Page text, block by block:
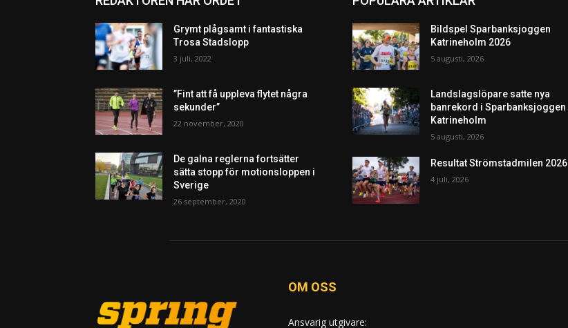
Grymt plågsamt i fantastiska
Trosa Stadslopp
3 juli, 2022
”Fint att få uppleva flytet några
sekunder”
22 november, 2020
De galna reglerna fortsätter
sätta stopp för motionsloppen i
Sverige
26 september, 2020
Bildspel Sparbanksjoggen
Katrineholm 2026
5 augusti, 2026
Landslagslöpare satte nya
banrekord i Sparbanksjoggen
Katrineholm
5 augusti, 2026
Resultat Strömstadmilen 2026
4 juli, 2026
OM OSS
Ansvarig utgivare: